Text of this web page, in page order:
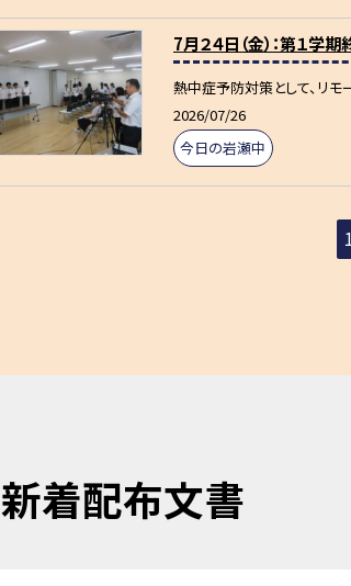
7月２４日（金）：第１学
熱中症予防対策として、リモ
2026/07/26
今日の岩瀬中
1
新着配布文書